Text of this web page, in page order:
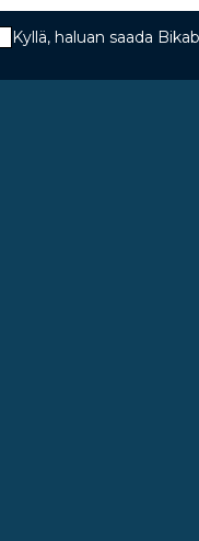
Kyllä, haluan saada